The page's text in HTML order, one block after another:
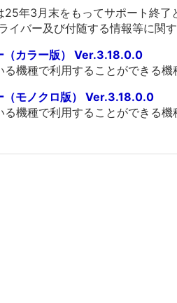
25年3月末をもってサポート終了
イバー及び付随する情報等に関
（カラー版） Ver.3.18.0.0
る機種で利用することができる
（モノクロ版） Ver.3.18.0.0
る機種で利用することができる